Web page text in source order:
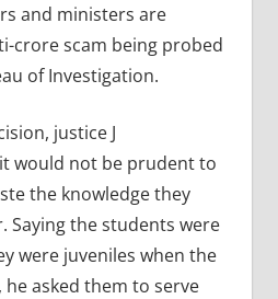
and ministers are
crore scam being probed
of Investigation.
justice J
would not be prudent to
the knowledge they
Saying the students were
were juveniles when the
asked them to serve